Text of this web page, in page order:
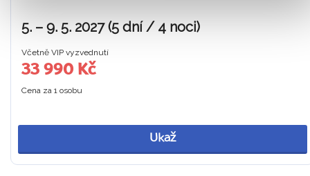
5. – 9. 5. 2027 (5 dní / 4 noci)
Včetně VIP vyzvednutí
33 990 Kč
Cena za 1 osobu
Ukaž